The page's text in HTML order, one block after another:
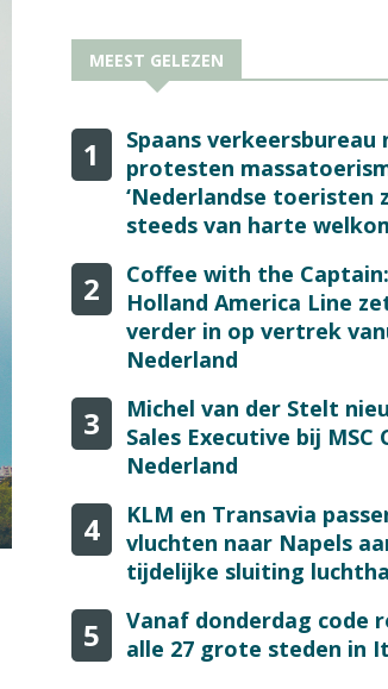
MEEST GELEZEN
1
Spaans verkeersbureau
protesten
‘Nederlandse toeristen
steeds van harte
2
Coffee with the Captain:
Holland America Line
verder in op vertrek
Nederland
3
Michel van der Stelt
Sales Executive bij MSC
Nederland
4
KLM en Transavia
vluchten naar Napels
tijdelijke sluiting
5
Vanaf donderdag code
alle 27 grote steden in